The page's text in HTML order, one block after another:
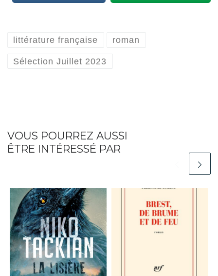
littérature française roman
Sélection Juillet 2023
VOUS POURREZ AUSSI
ÊTRE INTÉRESSÉ PAR